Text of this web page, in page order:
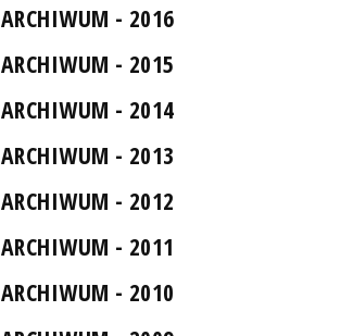
ARCHIWUM - 2016
ARCHIWUM - 2015
ARCHIWUM - 2014
ARCHIWUM - 2013
ARCHIWUM - 2012
ARCHIWUM - 2011
ARCHIWUM - 2010